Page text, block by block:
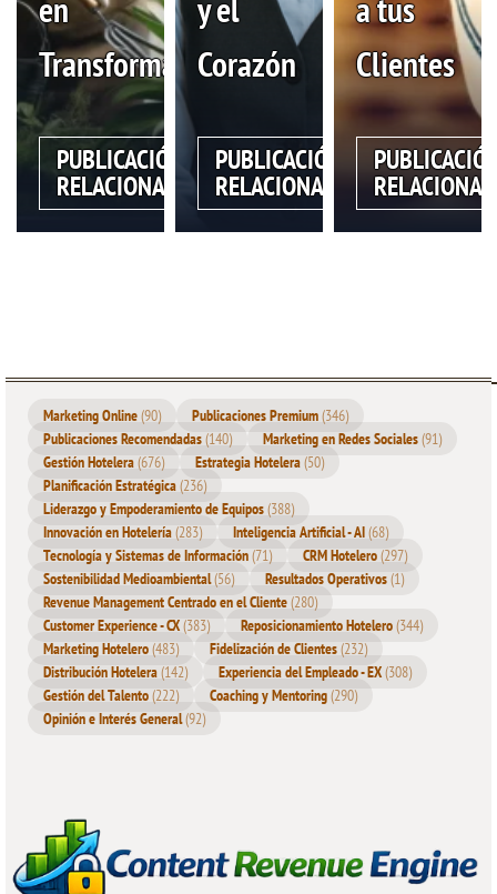
en
Transformación
PUBLICACIÓN
RELACIONADA
y el
Corazón
PUBLICACIÓN
RELACIONADA
a tus
Clientes
Marketing Online(90) Publicaciones Premium(346)
Publicaciones Recomendadas(140) Marketing en Redes Sociales(91)
Gestión Hotelera(676) Estrategia Hotelera(50)
Planificación Estratégica(236)
Liderazgo y Empoderamiento de Equipos(388)
Innovación en Hotelería(283) Inteligencia Artificial - AI(68)
Tecnología y Sistemas de Información(71) CRM Hotelero(297)
Sostenibilidad Medioambiental(56) Resultados Operativos(1)
Revenue Management Centrado en el Cliente(280)
Customer Experience - CX(383) Reposicionamiento Hotelero(344)
Marketing Hotelero(483) Fidelización de Clientes(232)
Distribución Hotelera(142) Experiencia del Empleado - EX(308)
Gestión del Talento(222) Coaching y Mentoring(290)
Opinión e Interés General(92)